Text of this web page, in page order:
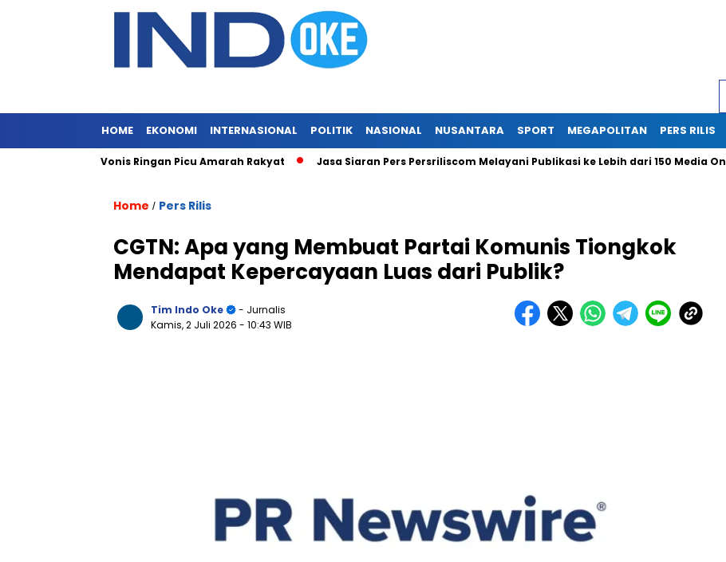
HOME EKONOMI INTERNASIONAL POLITIK NASIONAL NUSANTARA SPORT MEGAPOLITAN PERS RILIS
Vonis Ringan Picu Amarah Rakyat Jasa Siaran Pers Persriliscom Melayani Publikasi ke Lebih dari 150 Media Online
Home / Pers Rilis
CGTN: Apa yang Membuat Partai Komunis Tiongkok
Mendapat Kepercayaan Luas dari Publik?
Tim Indo Oke
- Jurnalis
Kamis, 2 Juli 2026 - 10:43 WIB